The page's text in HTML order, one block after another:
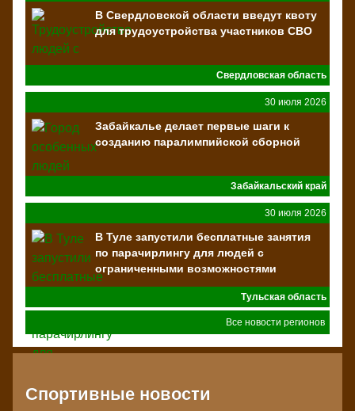
В Свердловской области введут квоту
для трудоустройства участников СВО
Свердловская область
30 июля 2026
Забайкалье делает первые шаги к
созданию паралимпийской сборной
Забайкальский край
30 июля 2026
В Туле запустили бесплатные занятия
по парачирлингу для людей с
ограниченными возможностями
здоровья
Тульская область
Все новости регионов
Спортивные новости